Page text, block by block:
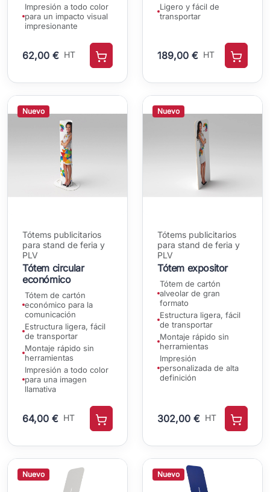
Impresión a todo color
para un impacto visual
impresionante
62,00 € HT
Ligero y fácil de
transportar
189,00 € HT
Nuevo
Tótems publicitarios
para stand de feria y
PLV
Tótem circular
económico
Tótem de cartón
económico para la
comunicación
Estructura ligera, fácil
de transportar
Montaje rápido sin
herramientas
Impresión a todo color
para una imagen
llamativa
64,00 € HT
Nuevo
Tótems publicitarios
para stand de feria y
PLV
Tótem expositor
Tótem de cartón
alveolar de gran
formato
Estructura ligera, fácil
de transportar
Montaje rápido sin
herramientas
Impresión
personalizada de alta
definición
302,00 € HT
Nuevo Nuevo